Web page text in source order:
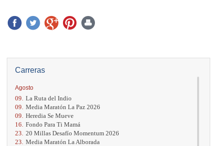
Carreras
Agosto
09. La Ruta del Indio
09. Media Maratón La Paz 2026
09. Heredia Se Mueve
16. Fondo Para Ti Mamá
23. 20 Millas Desafío Momentum 2026
23. Media Maratón La Alborada